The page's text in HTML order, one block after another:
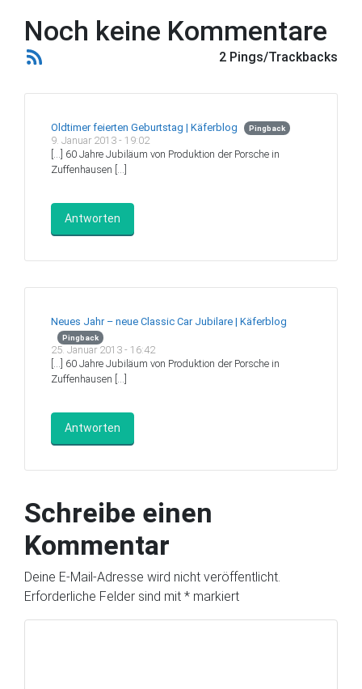
Noch keine Kommentare
2 Pings/Trackbacks
Oldtimer feierten Geburtstag | Käferblog Pingback
9. Januar 2013 - 19:02
[…] 60 Jahre Jubiläum von Produktion der Porsche in
Zuffenhausen […]
Antworten
Neues Jahr – neue Classic Car Jubilare | Käferblog
Pingback
25. Januar 2013 - 16:42
[…] 60 Jahre Jubiläum von Produktion der Porsche in
Zuffenhausen […]
Antworten
Schreibe einen
Kommentar
Deine E-Mail-Adresse wird nicht veröffentlicht.
Erforderliche Felder sind mit * markiert